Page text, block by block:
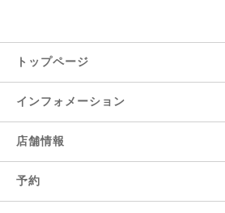
トップページ
インフォメーション
店舗情報
予約